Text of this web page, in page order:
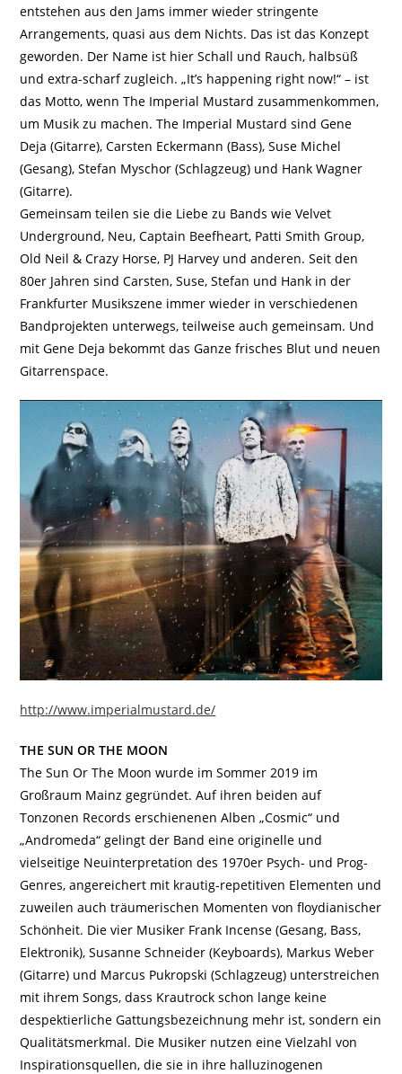
entstehen aus den Jams immer wieder stringente
Arrangements, quasi aus dem Nichts. Das ist das Konzept
geworden. Der Name ist hier Schall und Rauch, halbsüß
und extra-scharf zugleich. „It’s happening right now!“ – ist
das Motto, wenn The Imperial Mustard zusammenkommen,
um Musik zu machen. The Imperial Mustard sind Gene
Deja (Gitarre), Carsten Eckermann (Bass), Suse Michel
(Gesang), Stefan Myschor (Schlagzeug) und Hank Wagner
(Gitarre).
Gemeinsam teilen sie die Liebe zu Bands wie Velvet
Underground, Neu, Captain Beefheart, Patti Smith Group,
Old Neil & Crazy Horse, PJ Harvey und anderen. Seit den
80er Jahren sind Carsten, Suse, Stefan und Hank in der
Frankfurter Musikszene immer wieder in verschiedenen
Bandprojekten unterwegs, teilweise auch gemeinsam. Und
mit Gene Deja bekommt das Ganze frisches Blut und neuen
Gitarrenspace.
http://www.imperialmustard.de/
THE SUN OR THE MOON
The Sun Or The Moon wurde im Sommer 2019 im
Großraum Mainz gegründet. Auf ihren beiden auf
Tonzonen Records erschienenen Alben „Cosmic“ und
„Andromeda“ gelingt der Band eine originelle und
vielseitige Neuinterpretation des 1970er Psych- und Prog-
Genres, angereichert mit krautig-repetitiven Elementen und
zuweilen auch träumerischen Momenten von floydianischer
Schönheit. Die vier Musiker Frank Incense (Gesang, Bass,
Elektronik), Susanne Schneider (Keyboards), Markus Weber
(Gitarre) und Marcus Pukropski (Schlagzeug) unterstreichen
mit ihrem Songs, dass Krautrock schon lange keine
despektierliche Gattungsbezeichnung mehr ist, sondern ein
Qualitätsmerkmal. Die Musiker nutzen eine Vielzahl von
Inspirationsquellen, die sie in ihre halluzinogenen